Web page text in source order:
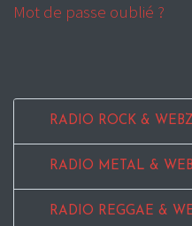
Mot de passe oublié ?
RADIO ROCK &
RADIO METAL &
RADIO REGGAE &